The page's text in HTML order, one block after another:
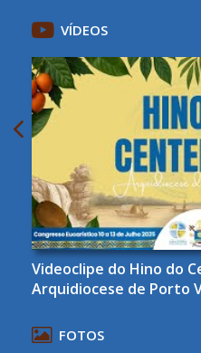
VÍDEOS
Videoclipe do Hino do
Arquidiocese de Porto
FOTOS